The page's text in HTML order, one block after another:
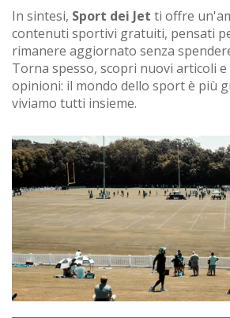
In sintesi, Sport dei Jet ti offre
contenuti sportivi gratuiti, pensati
rimanere aggiornato senza
Torna spesso, scopri nuovi articoli
opinioni: il mondo dello sport è più
viviamo tutti insieme.